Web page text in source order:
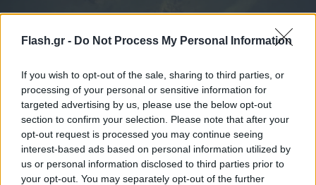
Flash.gr - Do Not Process My Personal Information
If you wish to opt-out of the sale, sharing to third parties, or
processing of your personal or sensitive information for
targeted advertising by us, please use the below opt-out
section to confirm your selection. Please note that after your
opt-out request is processed you may continue seeing
interest-based ads based on personal information utilized by
us or personal information disclosed to third parties prior to
your opt-out. You may separately opt-out of the further